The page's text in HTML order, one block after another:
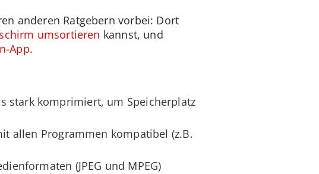
anderen Ratgebern vorbei: Dort
umsortieren kannst, und
App.
stark komprimiert, um Speicherplatz
allen Programmen kompatibel (z.B.
(JPEG und MPEG)